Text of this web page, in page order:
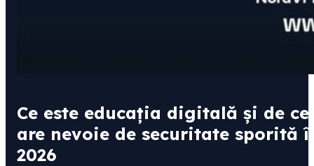
Ce este educația digitală și de ce
are nevoie de securitate sporită
2026